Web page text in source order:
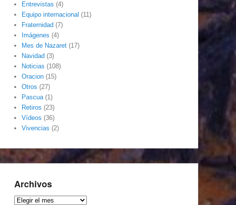
Entrevistas (4)
Equipo internacional (11)
Fraternidad (7)
Imágenes (4)
Mes de Nazaret (17)
Navidad (3)
Noticias (108)
Oracion (15)
Otros (27)
Pascua(1)
Retiros (23)
Vídeos (36)
Vivencias (2)
Archivos
Archivos